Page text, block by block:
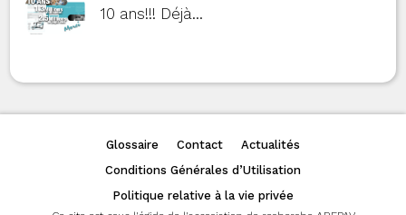
10 ans!!! Déjà…
Glossaire Contact
Actualités
Conditions Générales d’Utilisation
Politique relative à la vie privée